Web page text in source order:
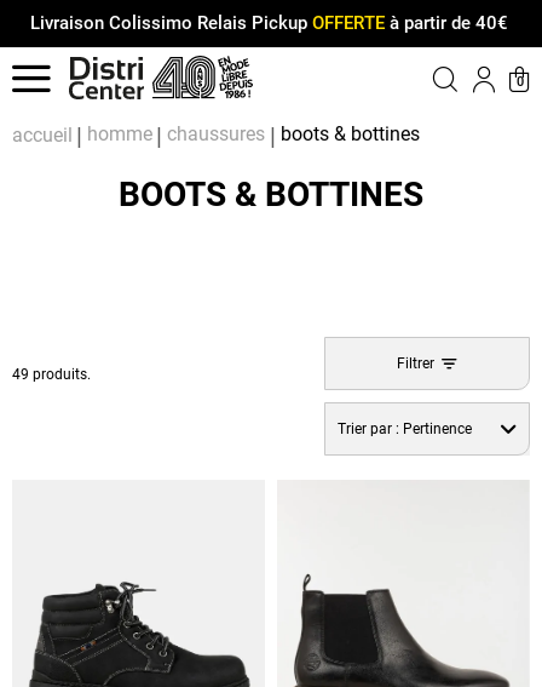
Livraison Colissimo Relais Pickup OFFERTEà partir de 40€
Menu
0
accueil homme chaussures boots & bottines
BOOTS & BOTTINES
49 produits.
Filtrer
Trier par : Pertinence